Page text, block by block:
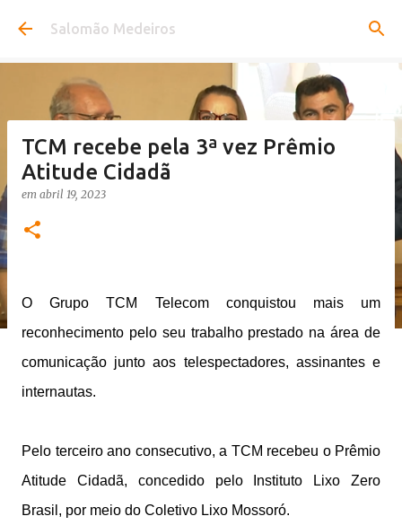
Pular para o conteúdo principal
Salomão Medeiros
TCM recebe pela 3ª vez Prêmio
Atitude Cidadã
em abril 19, 2023
O Grupo TCM Telecom conquistou mais um
reconhecimento pelo seu trabalho prestado na área de
comunicação junto aos telespectadores, assinantes e
internautas.
Pelo terceiro ano consecutivo, a TCM recebeu o Prêmio
Atitude Cidadã, concedido pelo Instituto Lixo Zero
Brasil, por meio do Coletivo Lixo Mossoró.